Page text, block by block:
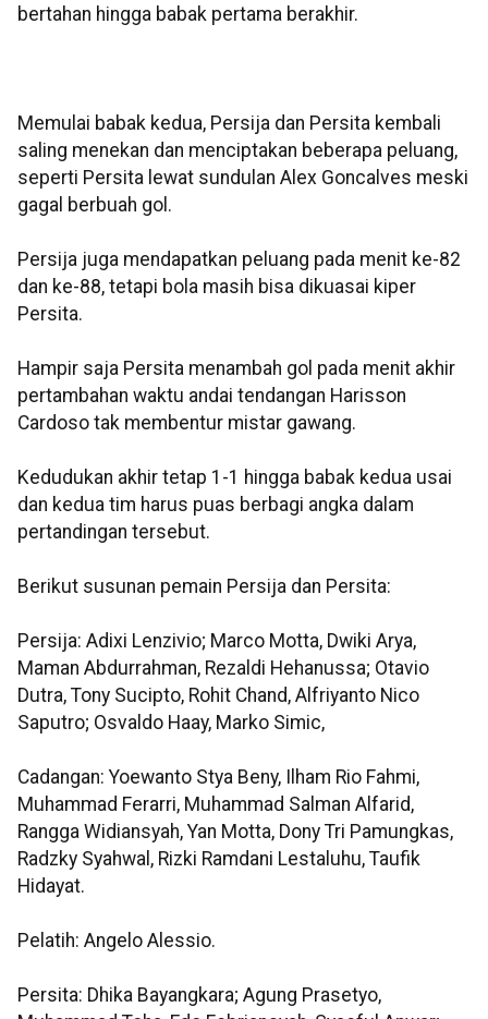
bertahan hingga babak pertama berakhir.
Memulai babak kedua, Persija dan Persita kembali
saling menekan dan menciptakan beberapa peluang,
seperti Persita lewat sundulan Alex Goncalves meski
gagal berbuah gol.
Persija juga mendapatkan peluang pada menit ke-82
dan ke-88, tetapi bola masih bisa dikuasai kiper
Persita.
Hampir saja Persita menambah gol pada menit akhir
pertambahan waktu andai tendangan Harisson
Cardoso tak membentur mistar gawang.
Kedudukan akhir tetap 1-1 hingga babak kedua usai
dan kedua tim harus puas berbagi angka dalam
pertandingan tersebut.
Berikut susunan pemain Persija dan Persita:
Persija: Adixi Lenzivio; Marco Motta, Dwiki Arya,
Maman Abdurrahman, Rezaldi Hehanussa; Otavio
Dutra, Tony Sucipto, Rohit Chand, Alfriyanto Nico
Saputro; Osvaldo Haay, Marko Simic,
Cadangan: Yoewanto Stya Beny, Ilham Rio Fahmi,
Muhammad Ferarri, Muhammad Salman Alfarid,
Rangga Widiansyah, Yan Motta, Dony Tri Pamungkas,
Radzky Syahwal, Rizki Ramdani Lestaluhu, Taufik
Hidayat.
Pelatih: Angelo Alessio.
Persita: Dhika Bayangkara; Agung Prasetyo,